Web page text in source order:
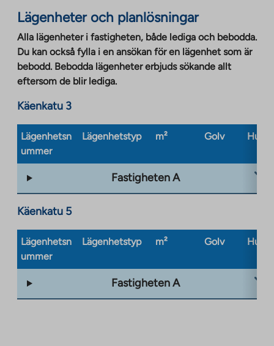
Lägenheter och planlösningar
Alla lägenheter i fastigheten, både lediga och bebodda.
Du kan också fylla i en ansökan för en lägenhet som är
bebodd. Bebodda lägenheter erbjuds sökande allt
eftersom de blir lediga.
Käenkatu 3
Lägenhetsn
ummer
Lägenhetstyp m² Golv
Fastigheten A
Käenkatu 5
Lägenhetsn
ummer
Lägenhetstyp m² Golv
Fastigheten A